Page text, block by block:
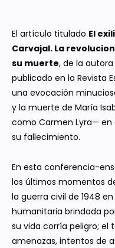
El artículo titulado El
Carvajal. La
su muerte, de la
publicado en la Revista
una evocación
y la muerte de María
como Carmen Lyra— en
su fallecimiento.
En esta conferencia-
los últimos momentos
la guerra civil de 1948
humanitaria brindada
su vida corría peligro;
amenazas, intentos de